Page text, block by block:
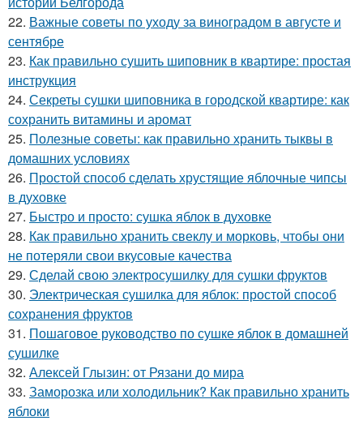
22. Важные советы по уходу за виноградом в августе и
сентябре
23. Как правильно сушить шиповник в квартире: простая
инструкция
24. Секреты сушки шиповника в городской квартире: как
сохранить витамины и аромат
25. Полезные советы: как правильно хранить тыквы в
домашних условиях
26. Простой способ сделать хрустящие яблочные чипсы
в духовке
27. Быстро и просто: сушка яблок в духовке
28. Как правильно хранить свеклу и морковь, чтобы они
не потеряли свои вкусовые качества
29. Сделай свою электросушилку для сушки фруктов
30. Электрическая сушилка для яблок: простой способ
сохранения фруктов
31. Пошаговое руководство по сушке яблок в домашней
сушилке
32. Алексей Глызин: от Рязани до мира
33. Заморозка или холодильник? Как правильно хранить
яблоки